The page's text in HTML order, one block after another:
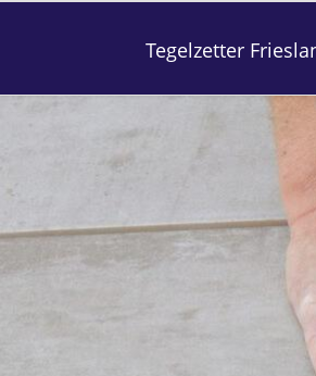
Tegelzetter